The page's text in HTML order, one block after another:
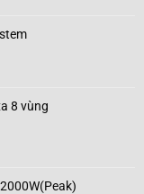
8 vùng